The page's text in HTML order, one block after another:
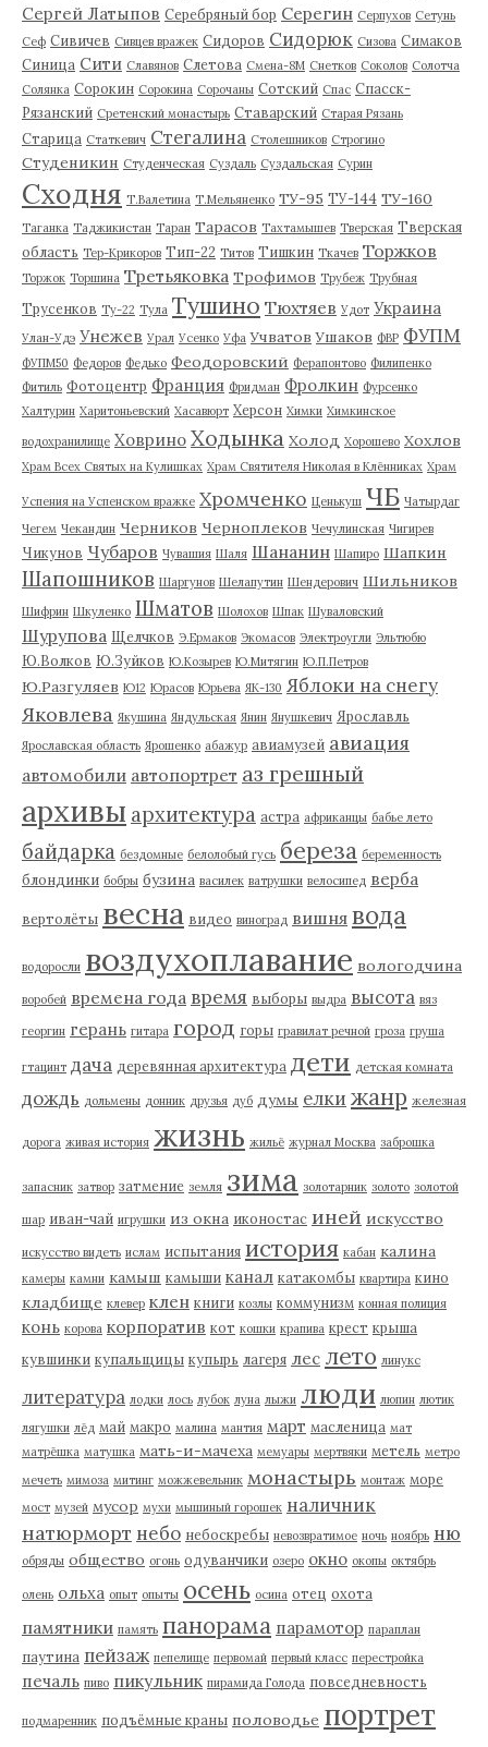
Сергей Латыпов Серебряный бор Серегин Серпухов Сетунь
Сеф Сивичев Сивцев вражек Сидоров Сидорюк Сизова Симаков
Синица Сити Славянов Слетова Смена-8М Снетков Соколов Солотча
Солянка Сорокин Сорокина Сорочаны Сотский Спас Спасск-
Рязанский Сретенский монастырь Ставарский Старая Рязань
Старица Статкевич Стегалина Столешников Строгино
Студеникин Студенческая Суздаль Суздальская Сурин
Сходня Т.Валетина Т.Мельяненко ТУ-95 ТУ-144 ТУ-160
Таганка Таджикистан Таран Тарасов Тахтамышев Тверская Тверская
область Тер-Крикоров Тип-22 Титов Тишкин Ткачев Торжков
Торжок Торшина Третьяковка Трофимов Трубеж Трубная
Трусенков Ту-22 Тула Тушино Тюхтяев Удот Украина
Улан-Удэ Унежев Урал Усенко Уфа Учватов Ушаков ФВР ФУПМ
ФУПМ50 Федоров Федько Феодоровский Ферапонтово Филипенко
Фитиль Фотоцентр Франция Фридман Фролкин Фурсенко
Халтурин Харитоньевский Хасавюрт Херсон Химки Химкинское
водохранилище Ховрино Ходынка Холод Хорошево Хохлов
Храм Всех Святых на Кулишках Храм Святителя Николая в Клённиках Храм
Успения на Успенском вражке Хромченко Ценькуш ЧБ Чатырдаг
Чегем Чекандин Черников Черноплеков Чечулинская Чигирев
Чикунов Чубаров Чувашия Шаля Шананин Шапиро Шапкин
Шапошников Шаргунов Шелапутин Шендерович Шильников
Шифрин Шкуленко Шматов Шолохов Шпак Шуваловский
Шурупова Щелчков Э.Ермаков Экомасов Электроугли Эльтюбю
Ю.Волков Ю.Зуйков Ю.Козырев Ю.Митягин Ю.П.Петров
Ю.Разгуляев Ю12 Юрасов Юрьева ЯК-130 Яблоки на снегу
Яковлева Якушина Яндульская Янин Янушкевич Ярославль
Ярославская область Ярошенко абажур авиамузей авиация
автомобили автопортрет аз грешный
архивы архитектура астра африканцы бабье лето
байдарка бездомные белолобый гусь береза беременность
блондинки бобры бузина василек ватрушки велосипед верба
вертолёты весна видео виноград вишня вода
водоросли воздухоплавание вологодчина
воробей времена года время выборы выдра высота вяз
георгин герань гитара город горы гравилат речной гроза груша
гтацинт дача деревянная архитектура дети детская комната
дождь дольмены донник друзья дуб думы елки жанр железная
дорога живая история жизнь жильё журнал Москва заброшка
запасник затвор затмение земля зима золотарник золото золотой
шар иван-чай игрушки из окна иконостас иней искусство
искусство видеть ислам испытания история кабан калина
камеры камни камыш камыши канал катакомбы квартира кино
кладбище клевер клен книги козлы коммунизм конная полиция
конь корова корпоратив кот кошки крапива крест крыша
кувшинки купальщицы купырь лагеря лес лето линукс
литература лодки лось лубок луна лыжи люди люпин лютик
лягушки лёд май макро малина мантия март масленица мат
матрёшка матушка мать-и-мачеха мемуары мертвяки метель метро
мечеть мимоза митинг можжевельник монастырь монтаж море
мост музей мусор мухи мышиный горошек наличник
натюрморт небо небоскребы невозвратимое ночь ноябрь ню
обряды общество огонь одуванчики озеро окно окопы октябрь
олень ольха опыт опыты осень осина отец охота
памятники память панорама парамотор параплан
паутина пейзаж пепелище первомай первый класс перестройка
печаль пиво пикульник пирамида Голода повседневность
подмаренник подъёмные краны половодье портрет